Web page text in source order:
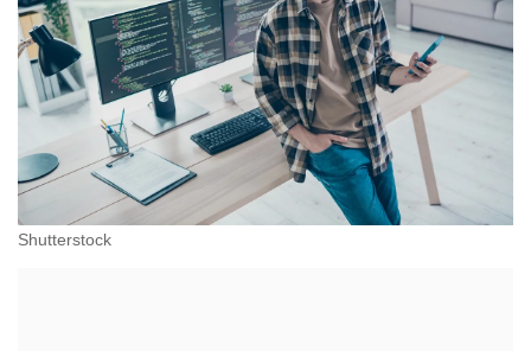
Shutterstock